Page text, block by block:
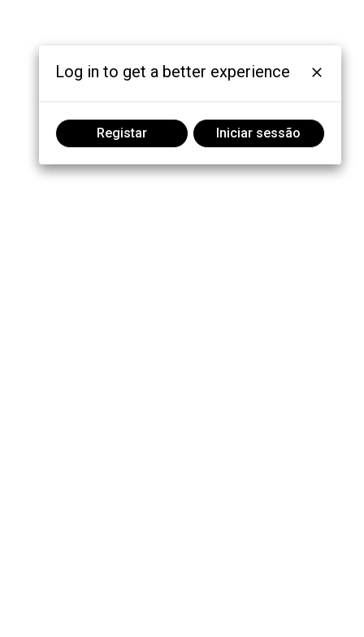
Log in to get a better experience
Registar Iniciar sessão